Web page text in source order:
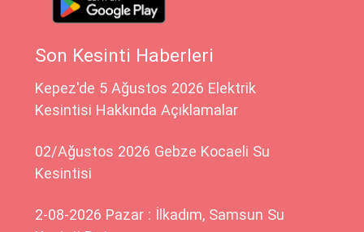
Son Kesinti Haberleri
Kepez'de 5 Ağustos 2026 Elektrik
Kesintisi Hakkında Açıklamalar
02/Ağustos 2026 Gebze Kocaeli Su
Kesintisi
2-08-2026 Pazar : İlkadım, Samsun Su